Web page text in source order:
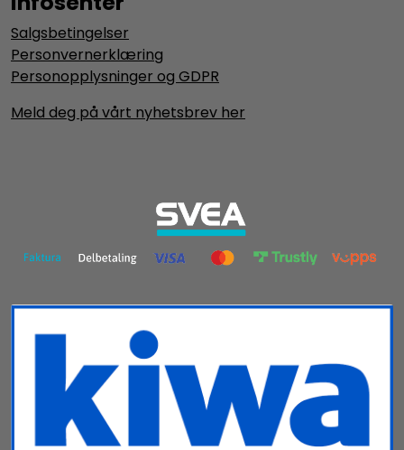
Salgsbetingelser
Personvernerklæring
Personopplysninger og GDPR
Meld deg på vårt nyhetsbrev her